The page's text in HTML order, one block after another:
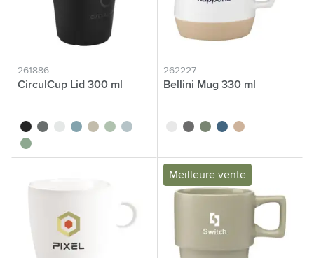
261886
CirculCup Lid 300 ml
noir gris pierre
blanc cassé
bleu moyen
beigevert clairbleu clair
vert moyen
262227
Bellini Mug 330 ml
blancgris vert bleu beige
Meilleure vente